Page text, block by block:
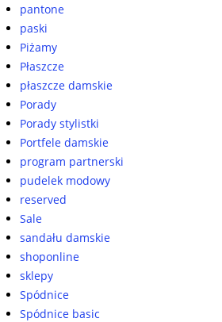
pantone
paski
Piżamy
Płaszcze
płaszcze damskie
Porady
Porady stylistki
Portfele damskie
program partnerski
pudelek modowy
reserved
Sale
sandału damskie
shoponline
sklepy
Spódnice
Spódnice basic